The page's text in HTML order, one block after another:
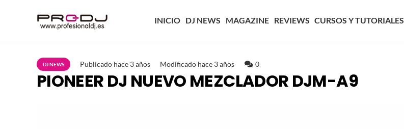
INICIO DJ NEWS MAGAZINE REVIEWS CURSOS Y TUTORIALES
DJ NEWS Publicado hace 3 años Modificado hace 3 años 0
PIONEER DJ NUEVO MEZCLADOR DJM-A9